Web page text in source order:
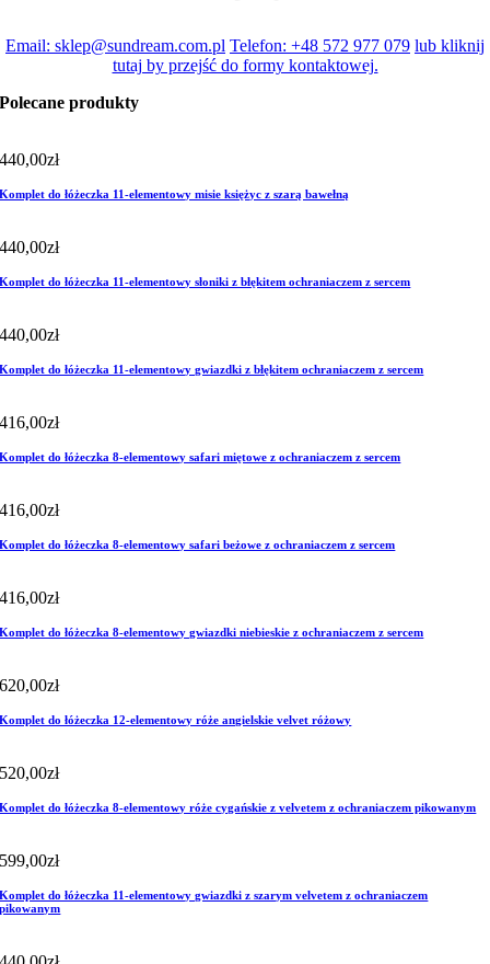
Email: sklep@sundream.com.pl Telefon: +48 572 977 079 lub kliknij
tutaj by przejść do formy kontaktowej.
Polecane produkty
440,00zł
Komplet do łóżeczka 11-elementowy misie księżyc z szarą bawełną
440,00zł
Komplet do łóżeczka 11-elementowy słoniki z błękitem ochraniaczem z sercem
440,00zł
Komplet do łóżeczka 11-elementowy gwiazdki z błękitem ochraniaczem z sercem
416,00zł
Komplet do łóżeczka 8-elementowy safari miętowe z ochraniaczem z sercem
416,00zł
Komplet do łóżeczka 8-elementowy safari beżowe z ochraniaczem z sercem
416,00zł
Komplet do łóżeczka 8-elementowy gwiazdki niebieskie z ochraniaczem z sercem
620,00zł
Komplet do łóżeczka 12-elementowy róże angielskie velvet różowy
520,00zł
Komplet do łóżeczka 8-elementowy róże cygańskie z velvetem z ochraniaczem pikowanym
599,00zł
Komplet do łóżeczka 11-elementowy gwiazdki z szarym velvetem z ochraniaczem
pikowanym